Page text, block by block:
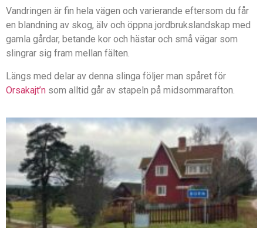
Vandringen är fin hela vägen och varierande eftersom du får
en blandning av skog, älv och öppna jordbrukslandskap med
gamla gårdar, betande kor och hästar och små vägar som
slingrar sig fram mellan fälten.
Längs med delar av denna slinga följer man spåret för
Orsakajt’n som alltid går av stapeln på midsommarafton.